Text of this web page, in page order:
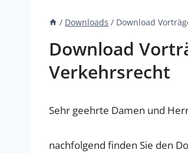
/ Downloads / Download
Download
Verkehrsrecht
Sehr geehrte Damen und
nachfolgend finden Sie den